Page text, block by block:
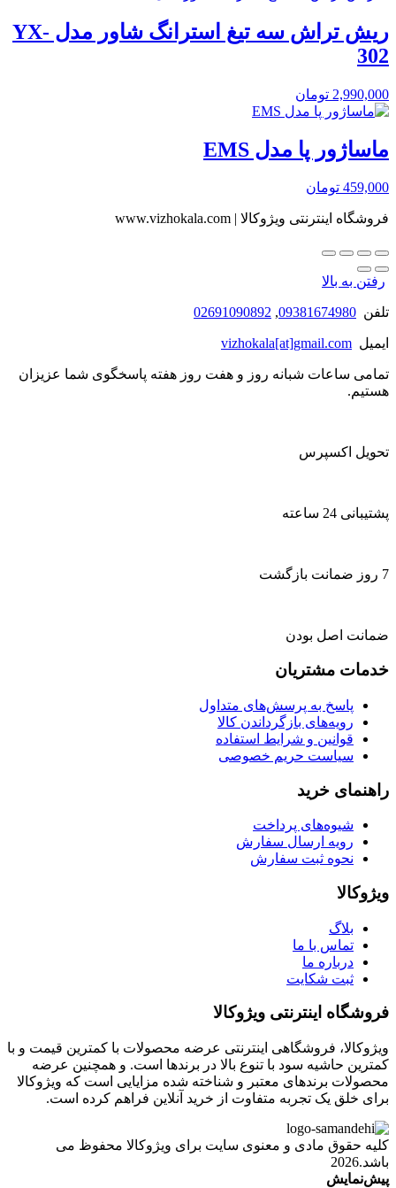
ریش تراش سه تیغ استرانگ شاور مدل YX-
302
2,990,000 تومان
ماساژور پا مدل EMS
459,000 تومان
فروشگاه اینترنتی ویژوکالا | www.vizhokala.com
رفتن به بالا
تلفن 09381674980
,
02691090892
ایمیل vizhokala[at]gmail.com
تمامی ساعات شبانه روز و هفت روز هفته پاسخگوی شما عزیزان
هستیم.
تحویل اکسپرس
پشتیبانی 24 ساعته
7 روز ضمانت بازگشت
ضمانت اصل بودن
خدمات مشتریان
پاسخ به پرسش‌های متداول
رویه‌های بازگرداندن کالا
قوانین و شرایط استفاده
سیاست حریم خصوصی
راهنمای خرید
شیوه‌های پرداخت
رویه ارسال سفارش
نحوه ثبت سفارش
ویژوکالا
بلاگ
تماس با ما
درباره ما
ثبت شکایت
فروشگاه اینترنتی ویژوکالا
ویژوکالا، فروشگاهی اینترنتی عرضه محصولات با کمترین قیمت و با
کمترین حاشیه سود با تنوع بالا در برندها است. و همچنین عرضه
محصولات برندهای معتبر و شناخته شده مزایایی است که ویژوکالا
برای خلق یک تجربه متفاوت از خرید آنلاین فراهم کرده است.
کلیه حقوق مادی و معنوی سایت برای ویژوکالا محفوظ می
باشد.2026
پیش‌نمایش